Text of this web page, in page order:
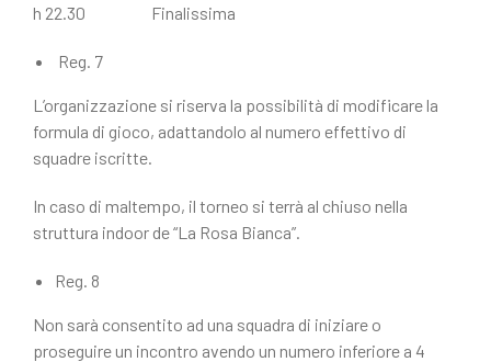
h 22.30 Finalissima
Reg. 7
L’organizzazione si riserva la possibilità di modificare la
formula di gioco, adattandolo al numero effettivo di
squadre iscritte.
In caso di maltempo, il torneo si terrà al chiuso nella
struttura indoor de “La Rosa Bianca”.
Reg. 8
Non sarà consentito ad una squadra di iniziare o
proseguire un incontro avendo un numero inferiore a 4